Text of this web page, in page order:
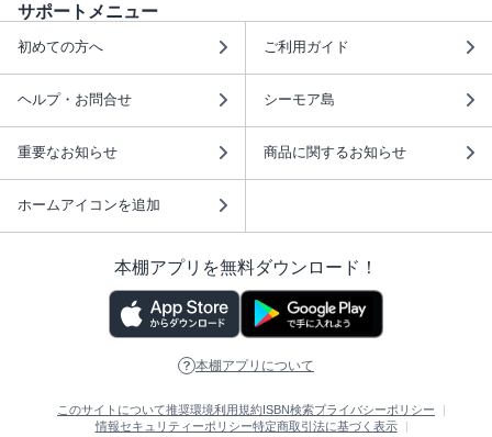
サポートメニュー
初めての方へ ご利用ガイド
ヘルプ・お問合せ シーモア島
重要なお知らせ 商品に関するお知らせ
ホームアイコンを追加
本棚アプリを無料ダウンロード！
本棚アプリについて
このサイトについて推奨環境利用規約ISBN検索プライバシーポリシー
情報セキュリティーポリシー特定商取引法に基づく表示